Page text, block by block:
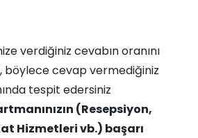
verdiğiniz cevabın oranını
böylece cevap vermediğiniz
tespit edersiniz
(Resepsiyon,
Hizmetleri vb.) başarı